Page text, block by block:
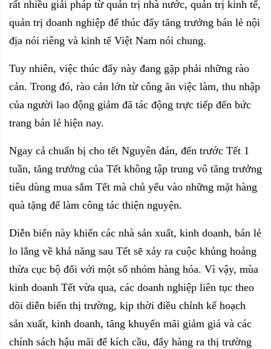
rất nhiều giải pháp từ quản trị nhà nước, quản trị kinh tế,
quản trị doanh nghiệp để thúc đẩy tăng trưởng bán lẻ nội
địa nói riêng và kinh tế Việt Nam nói chung.
Tuy nhiên, việc thúc đẩy này đang gặp phải những rào
cản. Trong đó, rào cản lớn từ công ăn việc làm, thu nhập
của người lao động giảm đã tác động trực tiếp đến bức
trang bán lẻ hiện nay.
Ngay cả chuẩn bị cho tết Nguyên đán, đến trước Tết 1
tuần, tăng trưởng của Tết không tập trung vô tăng trưởng
tiêu dùng mua sắm Tết mà chủ yếu vào những mặt hàng
quà tặng để làm công tác thiện nguyện.
Diễn biến này khiến các nhà sản xuất, kinh doanh, bán lẻ
lo lắng về khả năng sau Tết sẽ xảy ra cuộc khủng hoảng
thừa cục bộ đối với một số nhóm hàng hóa. Vì vậy, mùa
kinh doanh Tết vừa qua, các doanh nghiệp liên tục theo
dõi diễn biến thị trường, kịp thời điều chỉnh kế hoạch
sản xuất, kinh doanh, tăng khuyến mãi giảm giá và các
chính sách hậu mãi để kích cầu, đẩy hàng ra thị trường